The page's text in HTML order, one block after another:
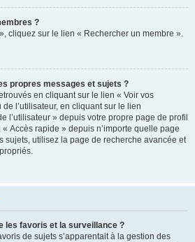
?
cliquez sur le lien « Rechercher un membre ».
propres messages et sujets ?
en cliquant sur le lien « Voir vos
l’utilisateur, en cliquant sur le lien
l’utilisateur » depuis votre propre page de profil
Accès rapide » depuis n’importe quelle page
sujets, utilisez la page de recherche avancée et
les favoris et la surveillance ?
de sujets s’apparentait à la gestion des